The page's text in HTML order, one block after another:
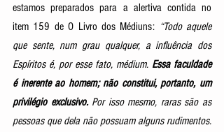
estamos preparados para a alertiva contida no
item 159 de O Livro dos Médiuns: “Todo aquele
que sente, num grau qualquer, a influência dos
Espíritos é, por esse fato, médium. Essa faculdade
é inerente ao homem; não constitui, portanto, um
privilégio exclusivo. Por isso mesmo, raras são as